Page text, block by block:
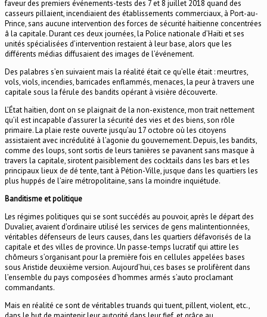
faveur des premiers événements-tests des 7 et 8 juillet 2018 quand des
casseurs pillaient, incendiaient des établissements commerciaux, à Port-au-
Prince, sans aucune intervention des forces de sécurité haïtienne concentrées
â la capitale. Durant ces deux journées, la Police nationale d’Haïti et ses
unités spécialisées d’intervention restaient à leur base, alors que les
différents médias diffusaient des images de l’événement.
Des palabres s’en suivaient mais la réalité était ce qu’elle était : meurtres,
vols, viols, incendies, barricades enflammés, menaces, la peur à travers une
capitale sous la férule des bandits opérant à visière découverte.
L’État haïtien, dont on se plaignait de la non-existence, mon trait nettement
qu’il est incapable d’assurer la sécurité des vies et des biens, son rôle
primaire. La plaie reste ouverte jusqu’au 17 octobre où les citoyens
assistaient avec incrédulité à l’agonie du gouvernement. Depuis, les bandits,
comme des loups, sont sortis de leurs tanières se pavanent sans masque à
travers la capitale, sirotent paisiblement des cocktails dans les bars et les
principaux lieux de dé tente, tant à Pétion-Ville, jusque dans les quartiers les
plus huppés de l’aire métropolitaine, sans la moindre inquiétude.
Banditisme et politique
Les régimes politiques qui se sont succédés au pouvoir, après le départ des
Duvalier, avaient d’ordinaire utilisé les services de gens malintentionnées,
véritables défenseurs de leurs causes, dans les quartiers défavorisés de la
capitale et des villes de province. Un passe-temps lucratif qui attire les
chômeurs s’organisant pour la première fois en cellules appelées bases
sous Aristide deuxième version. Aujourd’hui, ces bases se prolifèrent dans
l’ensemble du pays composées d‘hommes armés s’auto proclamant
commandants.
Mais en réalité ce sont de véritables truands qui tuent, pillent, violent, etc.,